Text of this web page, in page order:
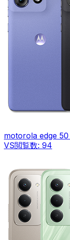
motorola edge
VS閲覧数: 94